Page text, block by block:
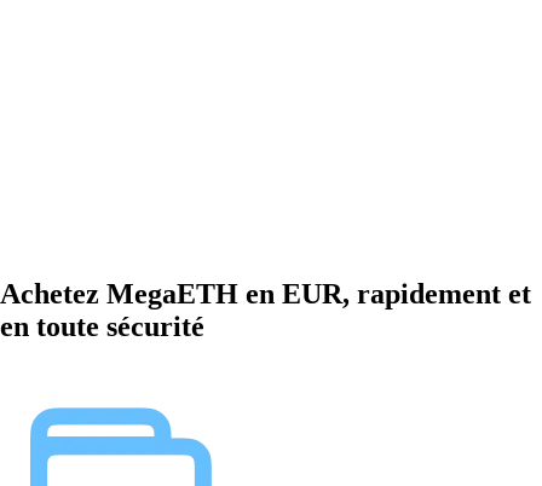
Achetez MegaETH en EUR, rapidement et
en toute sécurité